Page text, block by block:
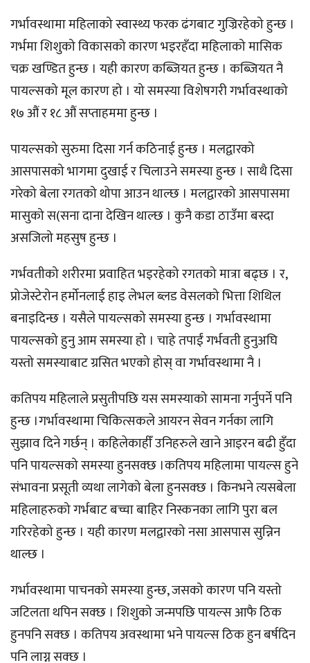
गर्भावस्थामा महिलाको स्वास्थ्य फरक ढंगबाट गुज्रिरहेको हुन्छ ।
गर्भमा शिशुको विकासको कारण भइरहँदा महिलाको मासिक
चक्र खण्डित हुन्छ । यही कारण कब्जियत हुन्छ । कब्जियत नै
पायल्सको मूल कारण हो । यो समस्या विशेषगरी गर्भावस्थाको
१७ औं र १८ औं सप्ताहममा हुन्छ ।
पायल्सको सुरुमा दिसा गर्न कठिनाई हुन्छ । मलद्वारको
आसपासको भागमा दुखाई र चिलाउने समस्या हुन्छ । साथै दिसा
गरेको बेला रगतको थोपा आउन थाल्छ । मलद्वारको आसपासमा
मासुको स(सना दाना देखिन थाल्छ । कुनै कडा ठाउँमा बस्दा
असजिलो महसुष हुन्छ ।
गर्भवतीको शरीरमा प्रवाहित भइरहेको रगतको मात्रा बढ्छ । र,
प्रोजेस्टेरोन हर्मोनलाई हाइ लेभल ब्लड वेसलको भित्ता शिथिल
बनाइदिन्छ । यसैले पायल्सको समस्या हुन्छ । गर्भावस्थामा
पायल्सको हुनु आम समस्या हो । चाहे तपाईं गर्भवती हुनुअघि
यस्तो समस्याबाट ग्रसित भएको होस् वा गर्भावस्थामा नै ।
कतिपय महिलाले प्रसुतीपछि यस समस्याको सामना गर्नुपर्ने पनि
हुन्छ ।गर्भावस्थामा चिकित्सकले आयरन सेवन गर्नका लागि
सुझाव दिने गर्छन् । कहिलेकाहीँ उनिहरुले खाने आइरन बढी हुँदा
पनि पायल्सको समस्या हुनसक्छ ।कतिपय महिलामा पायल्स हुने
संभावना प्रसूती व्यथा लागेको बेला हुनसक्छ । किनभने त्यसबेला
महिलाहरुको गर्भबाट बच्चा बाहिर निस्कनका लागि पुरा बल
गरिरहेको हुन्छ । यही कारण मलद्वारको नसा आसपास सुन्निन
थाल्छ ।
गर्भावस्थामा पाचनको समस्या हुन्छ, जसको कारण पनि यस्तो
जटिलता थपिन सक्छ । शिशुको जन्मपछि पायल्स आफै ठिक
हुनपनि सक्छ । कतिपय अवस्थामा भने पायल्स ठिक हुन बर्षदिन
पनि लाग्न सक्छ ।